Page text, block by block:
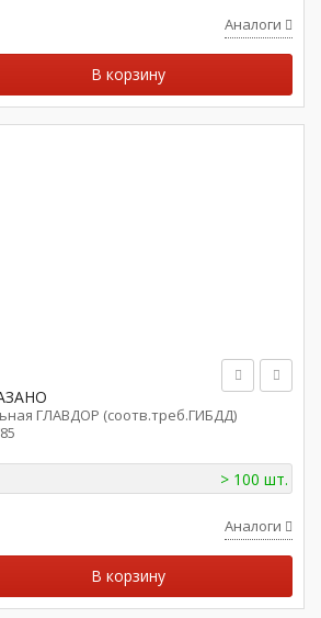
Аналоги
В корзину
ГЛАВДОР (соотв.треб.ГИБДД)
> 100 шт.
Аналоги
В корзину